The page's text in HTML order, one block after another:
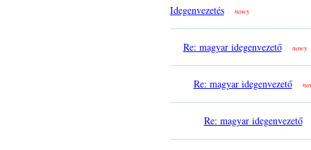
Idegenvezetés nowy
Re: magyar idegenvezető nowy
Re: magyar idegenvezető
Re: magyar idegenvezető